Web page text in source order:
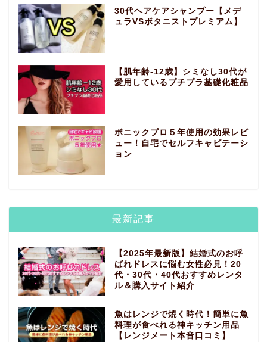
30代ヘアケアシャンプー【メデ
ュラVSボタニストプレミアム】
【肌年齢-12歳】シミなし30代が
愛用しているプチプラ基礎化粧品
ボニックプロ５年使用の効果レビ
ュー！自宅でセルフキャビテーシ
ョン
最新記事
【2025年最新版】結婚式のお呼
ばれドレスに悩む女性必見！20
代・30代・40代おすすめレンタ
ル＆購入サイト紹介
魚はレンジで焼く時代！簡単に魚
料理が食べれる神キッチン用品
【レンジメート本音口コミ】